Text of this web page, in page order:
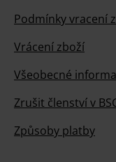
Podmínky vracení
Vrácení zboží
Všeobecné
Zrušit členství v
Způsoby platby